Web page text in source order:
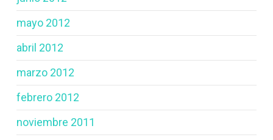
mayo 2012
abril 2012
marzo 2012
febrero 2012
noviembre 2011